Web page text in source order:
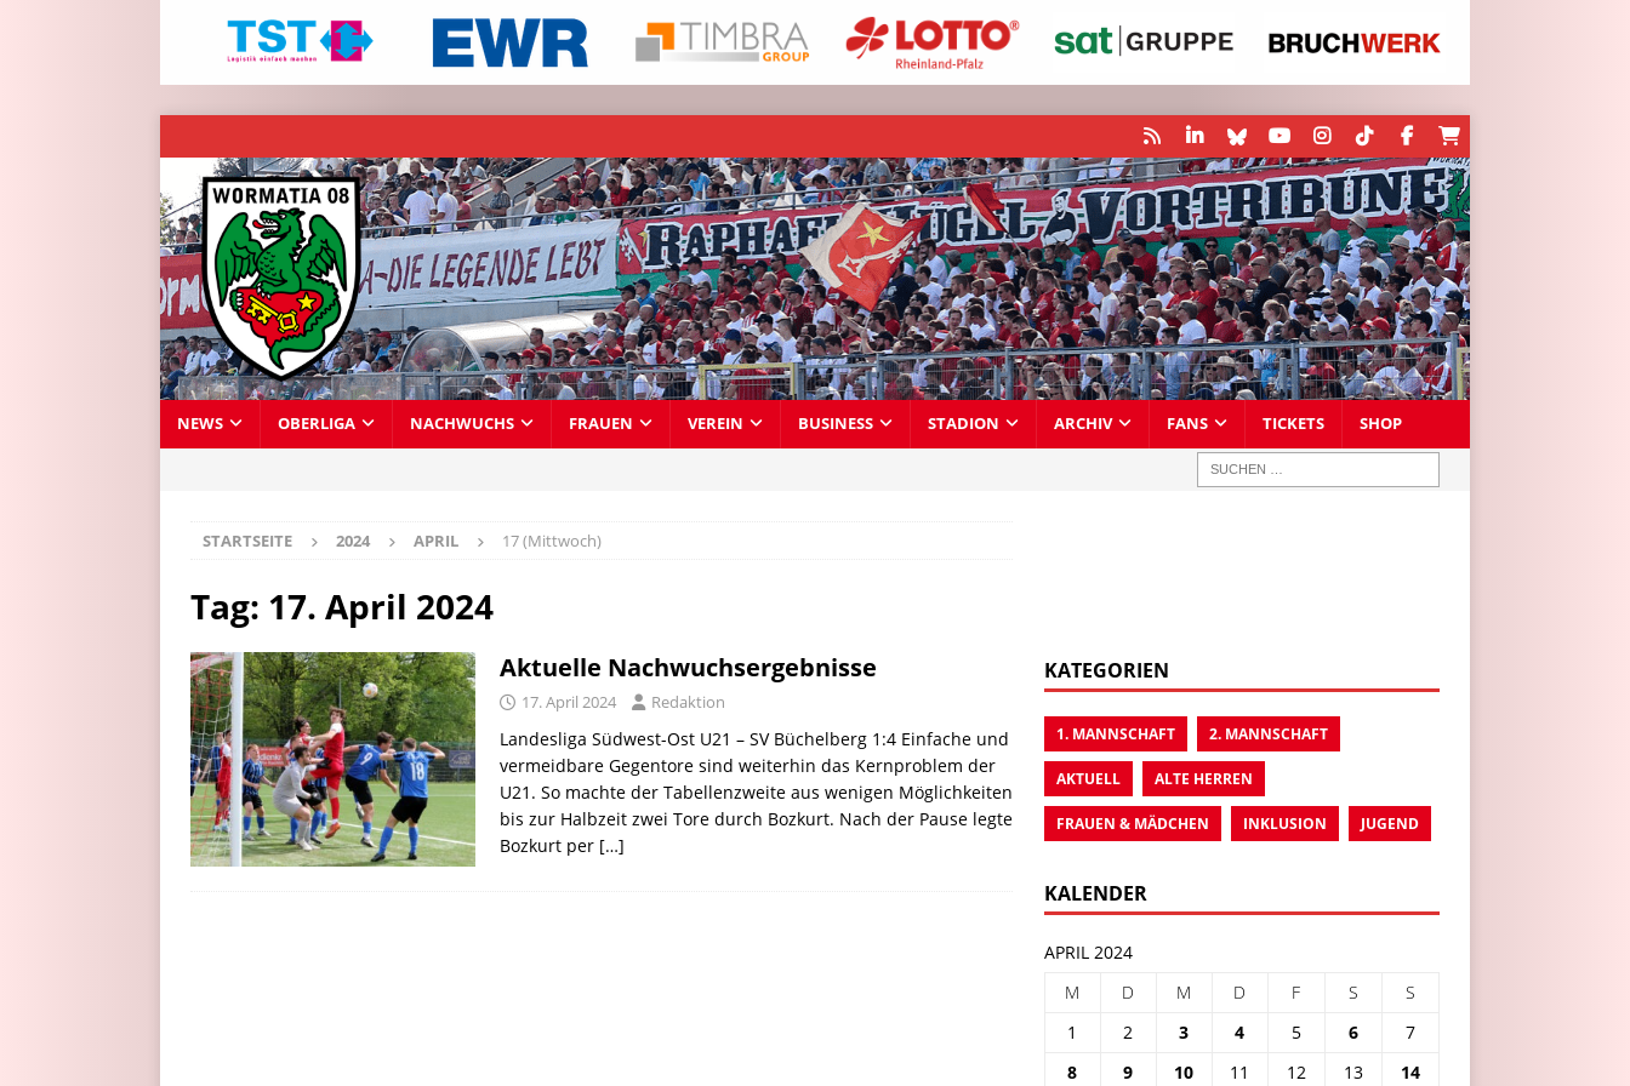
NEWS OBERLIGA NACHWUCHS FRAUEN VEREIN BUSINESS STADION ARCHIV FANS TICKETS SHOP
STARTSEITE 2024 APRIL 17 (Mittwoch)
Tag: 17. April 2024
Aktuelle Nachwuchsergebnisse
17. April 2024 Redaktion
Landesliga Südwest-Ost U21 – SV Büchelberg 1:4 Einfache und
vermeidbare Gegentore sind weiterhin das Kernproblem der
U21. So machte der Tabellenzweite aus wenigen Möglichkeiten
bis zur Halbzeit zwei Tore durch Bozkurt. Nach der Pause legte
Bozkurt per […]
KATEGORIEN
1. MANNSCHAFT 2. MANNSCHAFT
AKTUELL ALTE HERREN
FRAUEN & MÄDCHEN INKLUSION JUGEND
KALENDER
APRIL 2024
M
D M D F S
S
1
2 3 4 5 6
7
8
9 10 11 12 13 14